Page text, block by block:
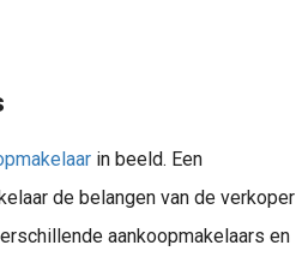
in beeld. Een
de belangen van de verkoper
aankoopmakelaars en